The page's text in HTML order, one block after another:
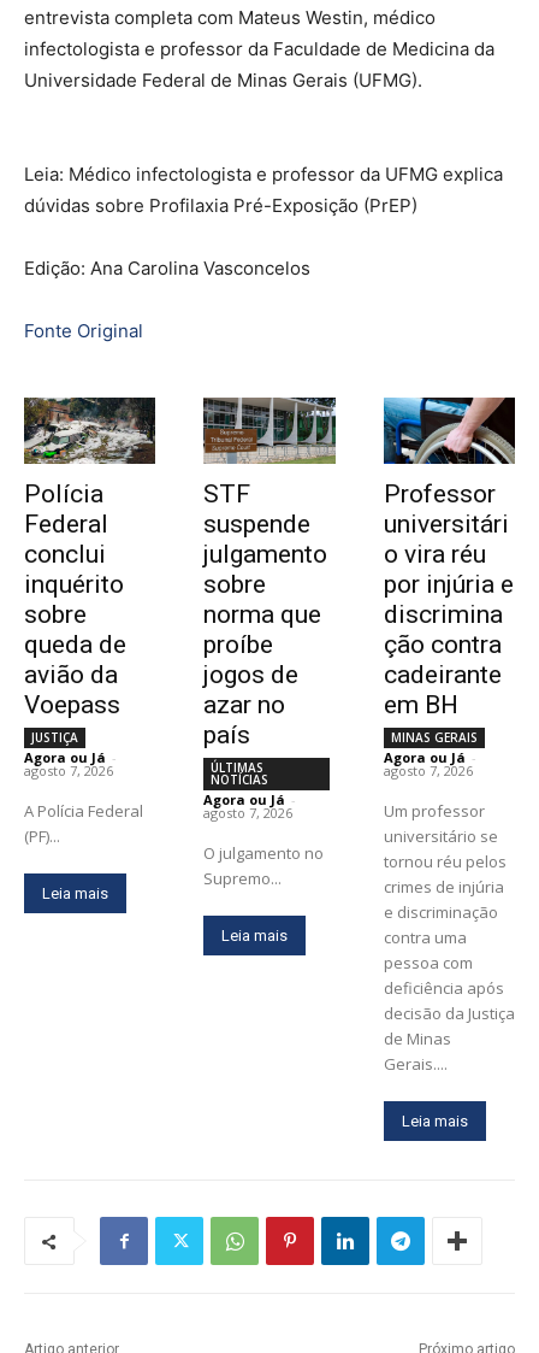
entrevista completa com Mateus Westin, médico
infectologista e professor da Faculdade de Medicina da
Universidade Federal de Minas Gerais (UFMG).
Leia: Médico infectologista e professor da UFMG explica
dúvidas sobre Profilaxia Pré-Exposição (PrEP)
Edição: Ana Carolina Vasconcelos
Fonte Original
Polícia
Federal
conclui
inquérito
sobre
queda de
avião da
Voepass
JUSTIÇA
Agora ou Já -
agosto 7, 2026
A Polícia Federal
(PF)...
Leia mais
STF
suspende
julgamento
sobre
norma que
proíbe
jogos de
azar no
país
ÚLTIMAS
NOTÍCIAS
Agora ou Já -
agosto 7, 2026
O julgamento no
Supremo...
Leia mais
Professor
universitári
o vira réu
por injúria e
discrimina
ção contra
cadeirante
em BH
MINAS GERAIS
Agora ou Já -
agosto 7, 2026
Um professor
universitário se
tornou réu pelos
crimes de injúria
e discriminação
contra uma
pessoa com
deficiência após
decisão da Justiça
de Minas
Gerais....
Leia mais
Artigo anterior Próximo artigo